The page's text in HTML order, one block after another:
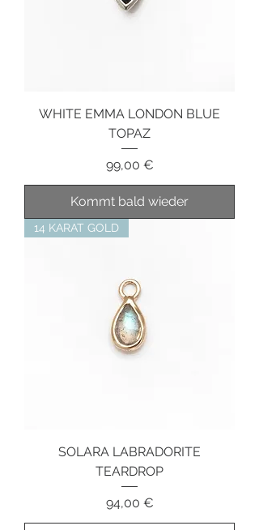
WHITE EMMA LONDON BLUE
TOPAZ
Preis
99,00 €
Kommt bald wieder
14 KARAT GOLD
SOLARA LABRADORITE
TEARDROP
Preis
94,00 €